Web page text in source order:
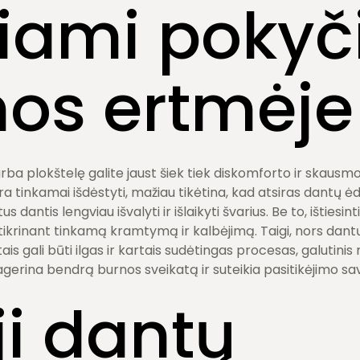
ertmėje
plokštelę galite jaust šiek tiek diskomforto ir
tinkamai išdėstyti, mažiau tikėtina, kad atsiras dantų
dantis lengviau išvalyti ir išlaikyti švarius. Be to,
tinkamą kramtymą ir kalbėjimą. Taigi, nors
gali būti ilgas ir kartais sudėtingas procesas, galutinis
bendrą burnos sveikatą ir suteikia pasitikėjimo
dantų